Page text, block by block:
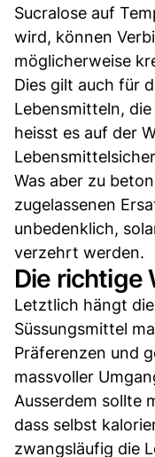
Sucralose auf
wird, können
möglicherweise
Dies gilt auch für
Lebensmitteln,
heisst es auf der
Was aber zu
zugelassenen
unbedenklich,
verzehrt werden.
Die richtige
Letztlich hängt
Süssungsmittel
Präferenzen und
massvoller
Ausserdem sollte
dass selbst
zwangsläufig die